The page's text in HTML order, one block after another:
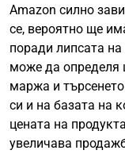
Amazon силно
се, вероятно ще
поради липсата
може да определя
маржа и
си и на базата на
цената на
увеличава